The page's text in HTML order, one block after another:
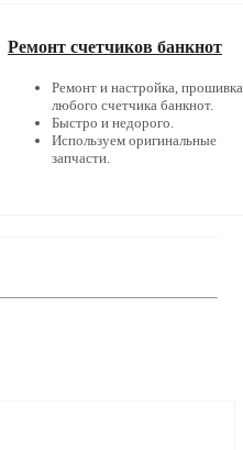
Ремонт счетчиков банкнот
Ремонт и настройка, прошивка
любого счетчика банкнот.
Быстро и недорого.
Используем оригинальные
запчасти.